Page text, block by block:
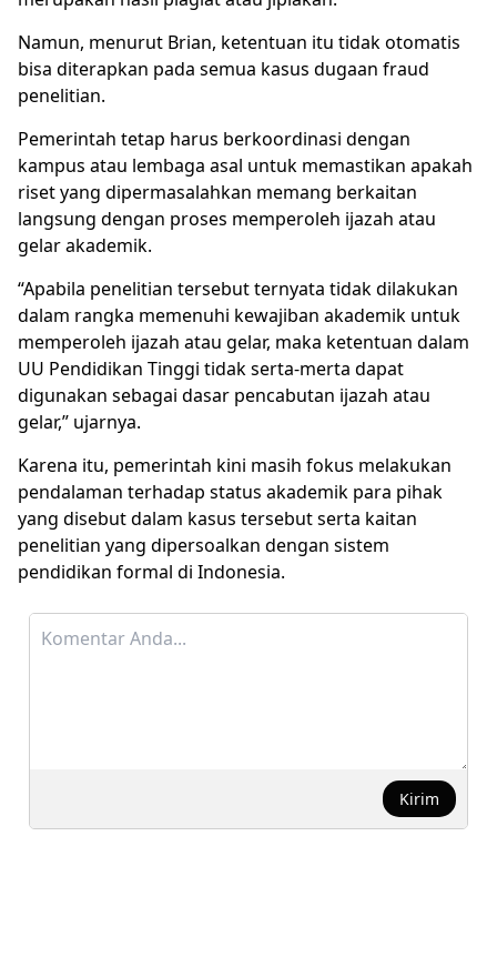
Namun, menurut Brian, ketentuan itu tidak otomatis
bisa diterapkan pada semua kasus dugaan fraud
penelitian.
Pemerintah tetap harus berkoordinasi dengan
kampus atau lembaga asal untuk memastikan apakah
riset yang dipermasalahkan memang berkaitan
langsung dengan proses memperoleh ijazah atau
gelar akademik.
“Apabila penelitian tersebut ternyata tidak dilakukan
dalam rangka memenuhi kewajiban akademik untuk
memperoleh ijazah atau gelar, maka ketentuan dalam
UU Pendidikan Tinggi tidak serta-merta dapat
digunakan sebagai dasar pencabutan ijazah atau
gelar,” ujarnya.
Karena itu, pemerintah kini masih fokus melakukan
pendalaman terhadap status akademik para pihak
yang disebut dalam kasus tersebut serta kaitan
penelitian yang dipersoalkan dengan sistem
pendidikan formal di Indonesia.
Kirim